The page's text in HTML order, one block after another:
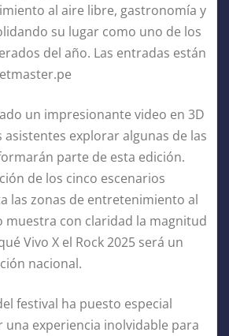
al aire libre, gastronomía y
su lugar como uno de los
del año. Las entradas están
un impresionante video en 3D
explorar algunas de las
parte de esta edición.
de los cinco escenarios
las zonas de entretenimiento al
muestra con claridad la magnitud
Vivo X el Rock 2025 será un
nacional.
festival ha puesto especial
una experiencia inolvidable para